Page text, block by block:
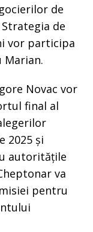
de
de
vor participa
Marian.
Novac vor
final al
2025 și
autoritățile
va
pentru